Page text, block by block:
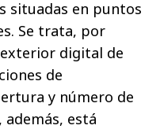
situadas en puntos
Se trata, por
digital de
de
y número de
además, está